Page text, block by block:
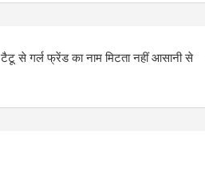
टैटू से गर्ल फ्रेंड का नाम मिटता नहीं आसानी से